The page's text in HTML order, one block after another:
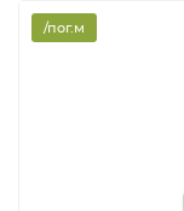
/пог.м